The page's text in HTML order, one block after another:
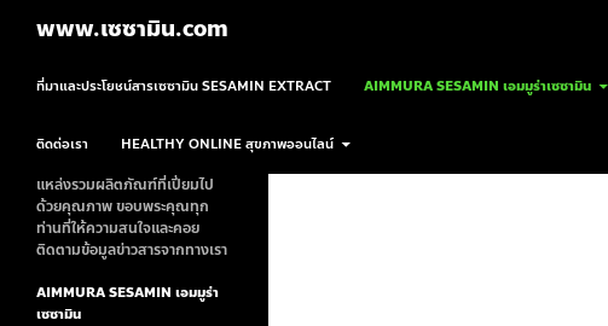
www.เซซามิน.com
ที่มาและประโยชน์สารเซซามิน SESAMIN EXTRACT
AIMMURA SESAMIN เอมมูร่าเซซามิน
ติดต่อเรา HEALTHY ONLINE สุขภาพออนไลน์
แหล่งรวมผลิตภัณฑ์ที่เปี่ยมไป
ด้วยคุณภาพ ขอบพระคุณทุก
ท่านที่ให้ความสนใจและคอย
ติดตามข้อมูลข่าวสารจากทางเรา
AIMMURA SESAMIN เอมมูร่า
เซซามิน